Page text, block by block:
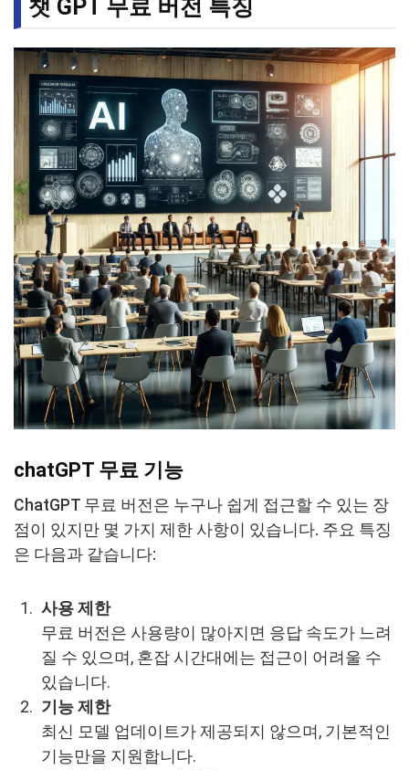
챗 GPT 무료 버전 특징
chatGPT 무료 기능
ChatGPT 무료 버전은 누구나 쉽게 접근할 수 있는 장
점이 있지만 몇 가지 제한 사항이 있습니다. 주요 특징
은 다음과 같습니다:
사용 제한
무료 버전은 사용량이 많아지면 응답 속도가 느려
질 수 있으며, 혼잡 시간대에는 접근이 어려울 수
있습니다.
기능 제한
최신 모델 업데이트가 제공되지 않으며, 기본적인
기능만을 지원합니다.